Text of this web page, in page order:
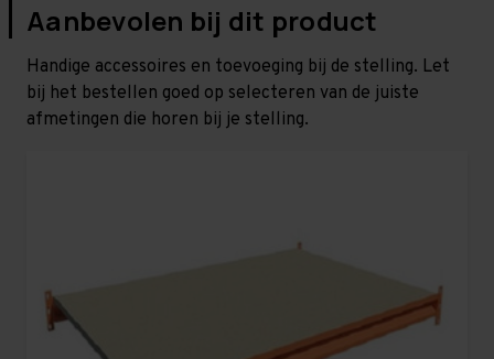
Aanbevolen bij dit product
Handige accessoires en toevoeging bij de stelling. Let
bij het bestellen goed op selecteren van de juiste
afmetingen die horen bij je stelling.